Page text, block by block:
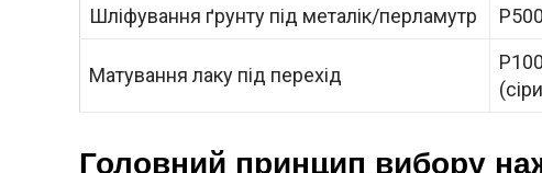
Шліфування ґрунту під металік/перламутр P500
Матування лаку під перехід
Головний принцип вибору